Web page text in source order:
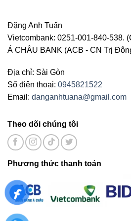
Đặng Anh Tuấn
Vietcombank: 0251-001-840-538.
Á CHÂU BANK (ACB - CN Trị
Địa chỉ: Sài Gòn
Số điện thoại: 0945821522
Email: danganhtuana@gmail.com
Theo dõi chúng tôi
Phương thức thanh toán